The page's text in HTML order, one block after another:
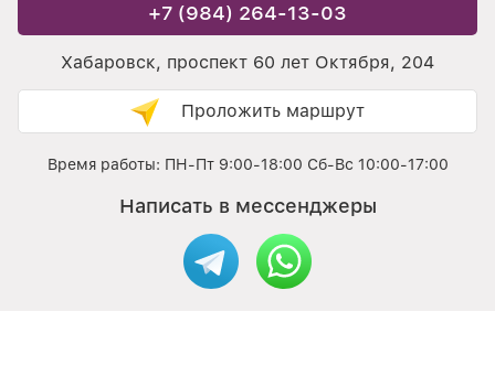
+7 (984) 264-13-03
Хабаровск, проспект 60 лет Октября, 204
Проложить маршрут
Время работы: ПН-Пт 9:00-18:00 Сб-Вс 10:00-17:00
Написать в мессенджеры